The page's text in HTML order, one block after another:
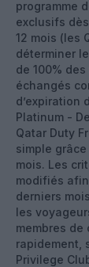
programme
exclusifs
12 mois (les
déterminer
de 100%
échangés
d’expiration
Platinum -
Qatar Duty
simple
mois. Les
modifiés
derniers
les
membres de
rapidement,
Privilege